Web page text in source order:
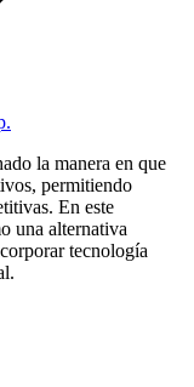
la manera en que
permitiendo
En este
una alternativa
tecnología